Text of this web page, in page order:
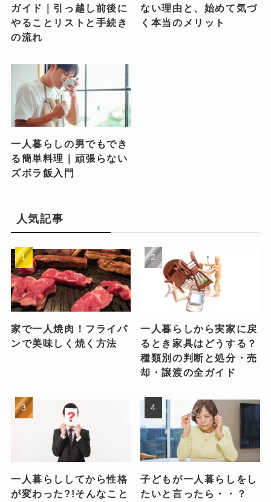
ガイド｜引っ越し前後に
やることリストと手続き
の流れ
ない理由と、始めて気づ
く本当のメリット
一人暮らしの男でもでき
る簡単料理｜頑張らない
ズボラ飯入門
人気記事
家で一人焼肉！フライパ
ンで美味しく焼く方法
一人暮らしから実家に戻
るとき家具はどうする？
種類別の判断と処分・売
却・譲渡の全ガイド
一人暮らししてから性格
が変わった?!そんなこと
子どもが一人暮らしをし
たいと言ったら・・？